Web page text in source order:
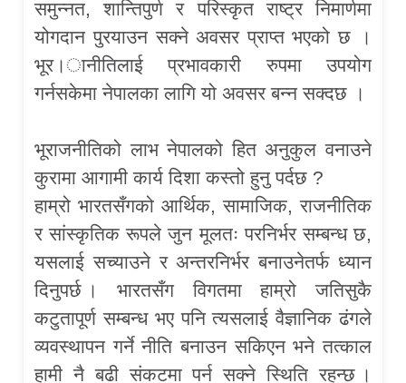
समुन्नत, शान्तिपुर्ण र परिस्कृत राष्ट्र निमार्णमा
योगदान पुरयाउन सक्ने अवसर प्राप्त भएको छ ।
भूर।ानीतिलाई प्रभावकारी रुपमा उपयोग
गर्नसकेमा नेपालका लागि यो अवसर बन्न सक्दछ ।
भूराजनीतिको लाभ नेपालको हित अनुकुल वनाउने
कुरामा आगामी कार्य दिशा कस्तो हुनु पर्दछ ?
हाम्रो भारतसँगको आर्थिक, सामाजिक, राजनीतिक
र सांस्कृतिक रूपले जुन मूलतः परनिर्भर सम्बन्ध छ,
यसलाई सच्याउने र अन्तरनिर्भर बनाउनेतर्फ ध्यान
दिनुपर्छ । भारतसँग विगतमा हाम्रो जतिसुकै
कटुतापूर्ण सम्बन्ध भए पनि त्यसलाई वैज्ञानिक ढंगले
व्यवस्थापन गर्ने नीति बनाउन सकिएन भने तत्काल
हामी नै बढी संकटमा पर्न सक्ने स्थिति रहन्छ ।